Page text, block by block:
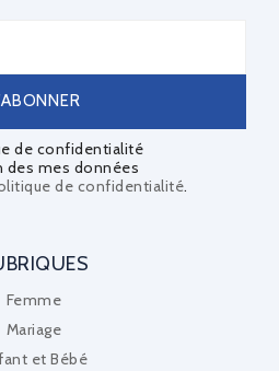
de confidentialité
des mes données
de confidentialité.
Femme
Mariage
et Bébé